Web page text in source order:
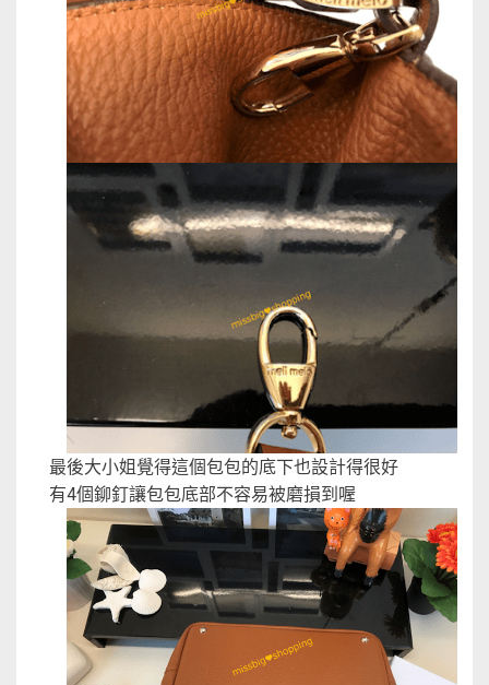
最後大小姐覺得這個包包的底下也設計得很好
有4個鉚釘讓包包底部不容易被磨損到喔